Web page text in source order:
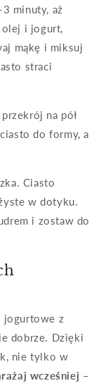
minuty, aż
olej i jogurt,
mąkę i miksuj
straci
na pół
do formy, a
Ciasto
w dotyku.
i zostaw do
jogurtowe z
dobrze. Dzięki
nie tylko w
wcześniej –